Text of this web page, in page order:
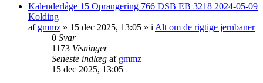
Kalenderlåge 15 Oprangering 766 DSB EB 3218 2024-05-09
Kolding
af gmmz » 15 dec 2025, 13:05 » i Alt om de rigtige jernbaner
0 Svar
1173 Visninger
Seneste indlæg af gmmz
15 dec 2025, 13:05